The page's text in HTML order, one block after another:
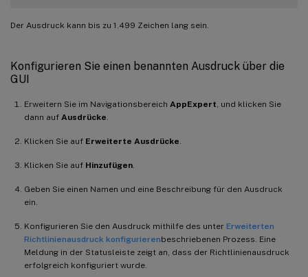
Der Ausdruck kann bis zu 1.499 Zeichen lang sein.
Konfigurieren Sie einen benannten Ausdruck über die
GUI
Erweitern Sie im Navigationsbereich AppExpert , und klicken Sie
dann auf Ausdrücke
Klicken Sie auf Erweiterte Ausdrücke
Klicken Sie auf Hinzufügen
Geben Sie einen Namen und eine Beschreibung für den Ausdruck
ein.
Konfigurieren Sie den Ausdruck mithilfe des unter Erweiterten
Richtlinienausdruck konfigurierenbeschriebenen Prozess. Eine
Meldung in der Statusleiste zeigt an, dass der Richtlinienausdruck
erfolgreich konfiguriert wurde.